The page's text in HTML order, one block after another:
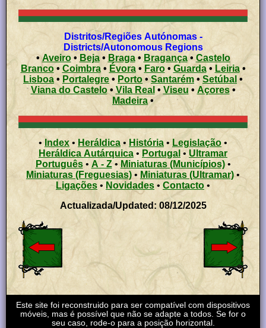
Distritos/Regiões Autónomas -
Districts/Autonomous Regions
•Aveiro• Beja• Braga• Bragança• Castelo
Branco• Coimbra• Évora• Faro• Guarda• Leiria•
Lisboa • Portalegre • Porto •Santarém • Setúbal •
Viana do Castelo•Vila Real • Viseu • Açores •
Madeira •
• Index • Heráldica • História • Legislação •
Heráldica Autárquica • Portugal •Ultramar
Português• A - Z•Miniaturas (Municípios)•
Miniaturas (Freguesias) • Miniaturas (Ultramar)•
Ligações • Novidades • Contacto •
Actualizada/Updated: 08/12/2025
Este site foi reconstruido para ser compatível com dispositivos
móveis, mas é possível que não se adapte a todos. Se for o
seu caso, rode-o para a posição horizontal.